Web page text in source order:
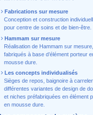
Fabrications sur mesure
Conception et construction
pour centre de soins et de bien-être.
Hammam sur mesure
Réalisation de Hammam sur mesure,
fabriqués à base d’élément porteur
mousse dure.
Les concepts individualisés
Sièges de repos, baignoire à
différentes variantes de design de
et niches préfabriquées en élément
en mousse dure.